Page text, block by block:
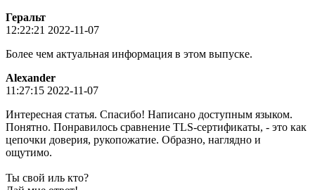
Геральт
12:22:21 2022-11-07
Более чем актуальная информация в этом выпуске.
Alexander
11:27:15 2022-11-07
Интересная статья. Спасибо! Написано доступным языком.
Понятно. Понравилось сравнение TLS-сертификаты, - это как
цепочки доверия, рукопожатие. Образно, наглядно и
ощутимо.
Ты свой иль кто?